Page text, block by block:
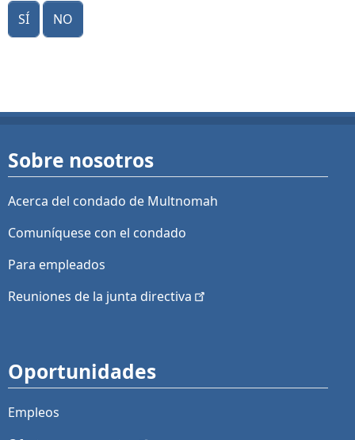
Sí No
Sobre nosotros
Acerca del condado de Multnomah
Comuníquese con el condado
Para empleados
Reuniones de la junta directiva
Oportunidades
Empleos